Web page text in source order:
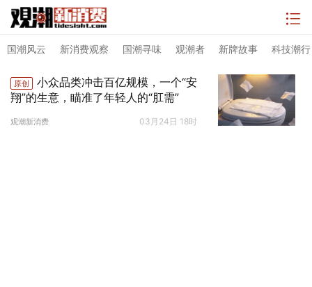
国潮风云 新消费观察 国潮寻味 观潮者 新牌故事 科技潮行
原创
小众品类冲击百亿规模，一个“安
翔”的生意，瞄准了年轻人的“肛需”
观潮新消费 03月24日 18时